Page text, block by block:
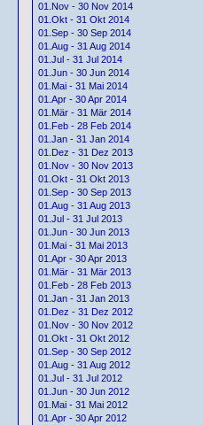
01.Nov - 30 Nov 2014
01.Okt - 31 Okt 2014
01.Sep - 30 Sep 2014
01.Aug - 31 Aug 2014
01.Jul - 31 Jul 2014
01.Jun - 30 Jun 2014
01.Mai - 31 Mai 2014
01.Apr - 30 Apr 2014
01.Mär - 31 Mär 2014
01.Feb - 28 Feb 2014
01.Jan - 31 Jan 2014
01.Dez - 31 Dez 2013
01.Nov - 30 Nov 2013
01.Okt - 31 Okt 2013
01.Sep - 30 Sep 2013
01.Aug - 31 Aug 2013
01.Jul - 31 Jul 2013
01.Jun - 30 Jun 2013
01.Mai - 31 Mai 2013
01.Apr - 30 Apr 2013
01.Mär - 31 Mär 2013
01.Feb - 28 Feb 2013
01.Jan - 31 Jan 2013
01.Dez - 31 Dez 2012
01.Nov - 30 Nov 2012
01.Okt - 31 Okt 2012
01.Sep - 30 Sep 2012
01.Aug - 31 Aug 2012
01.Jul - 31 Jul 2012
01.Jun - 30 Jun 2012
01.Mai - 31 Mai 2012
01.Apr - 30 Apr 2012